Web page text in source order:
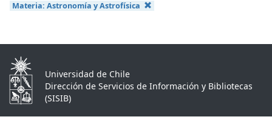
Materia: Astronomía y Astrofísica
Universidad de Chile
Dirección de Servicios de Información y Bibliotecas
(SISIB)